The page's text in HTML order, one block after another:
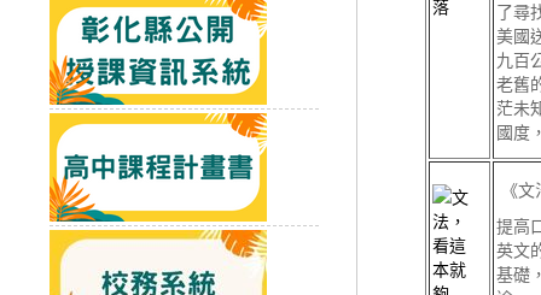
了尋
美國
九百
老舊
茫未
國度
《
提高
英文
基礎